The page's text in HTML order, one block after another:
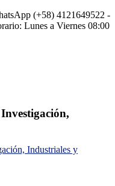
(+58) 4121649522 -
Lunes a Viernes 08:00